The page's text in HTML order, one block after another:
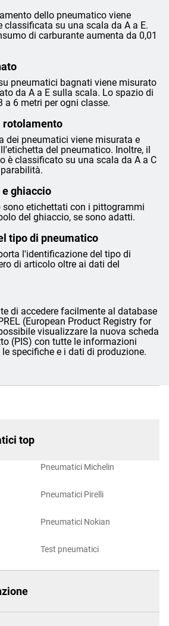
dello pneumatico viene
su una scala da A a E.
di carburante aumenta da 0,01
pneumatici bagnati viene misurato
da A a E sulla scala. Lo spazio di
a 6 metri per ogni classe.
rotolamento
dei pneumatici viene misurata e
del pneumatico. Inoltre, il
è classificato su una scala da A a C
e ghiaccio
sono etichettati con i pittogrammi
del ghiaccio, se sono adatti.
tipo di pneumatico
l'identificazione del tipo di
di articolo oltre ai dati del
di accedere facilmente al database
(European Product Registry for
visualizzare la nuova scheda
(PIS) con tutte le informazioni
specifiche e i dati di produzione.
top
Pneumatici Michelin
Pneumatici Pirelli
Pneumatici Nokian
Test pneumatici